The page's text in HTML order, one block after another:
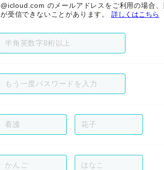
@icloud.com のメールアドレスをご利用の場合
が受信できないことがあります。 詳しくはこちら